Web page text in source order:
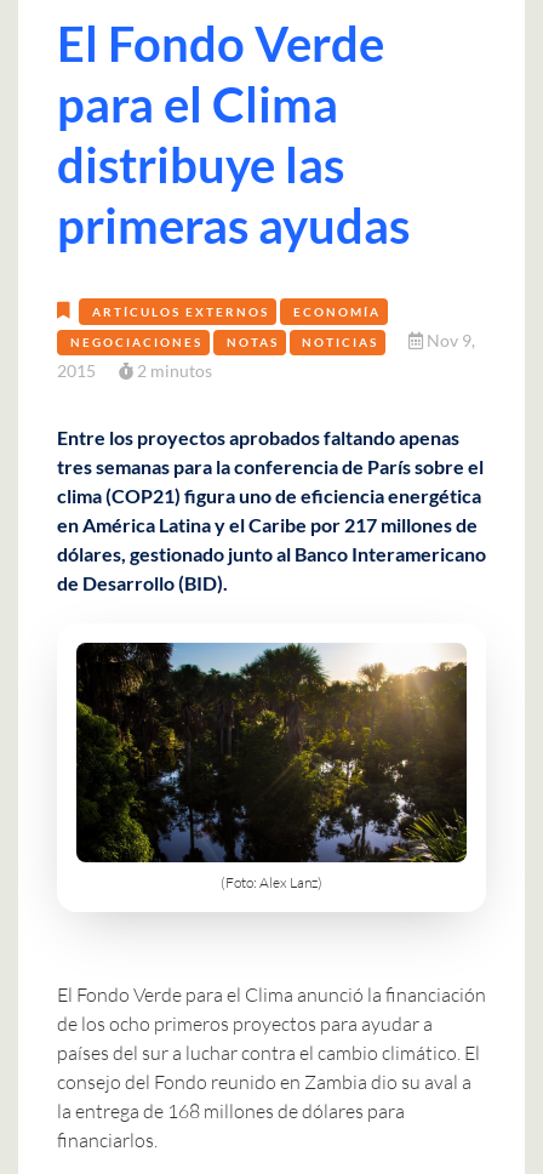
El Fondo Verde
para el Clima
distribuye las
primeras ayudas
ARTÍCULOS EXTERNOS ECONOMÍA
NEGOCIACIONES NOTAS NOTICIAS
Nov 9,
2015
2 minutos
Entre los proyectos aprobados faltando apenas
tres semanas para la conferencia de París sobre el
clima (COP21) figura uno de eficiencia energética
en América Latina y el Caribe por 217 millones de
dólares, gestionado junto al Banco Interamericano
de Desarrollo (BID).
(Foto: Alex Lanz)
El Fondo Verde para el Clima anunció la financiación
de los ocho primeros proyectos para ayudar a
países del sur a luchar contra el cambio climático. El
consejo del Fondo reunido en Zambia dio su aval a
la entrega de 168 millones de dólares para
financiarlos.